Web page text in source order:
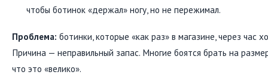
чтобы ботинок «держал» ногу, но не пережимал.
Проблема: ботинки, которые «как раз» в магазине, через час
Причина — неправильный запас. Многие боятся брать на
что это «велико».